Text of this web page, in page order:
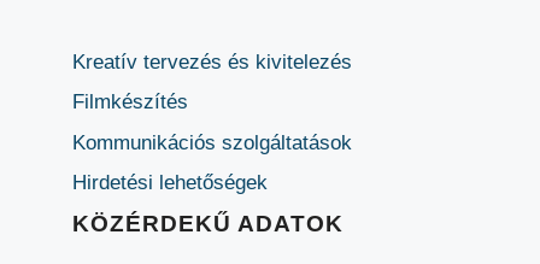
Kreatív tervezés és kivitelezés
Filmkészítés
Kommunikációs szolgáltatások
Hirdetési lehetőségek
KÖZÉRDEKŰ ADATOK